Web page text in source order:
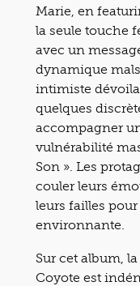
Marie, en
la seule touche
avec un
dynamique
intimiste
quelques
accompagner
vulnérabilité
Son ». Les
couler leurs
leurs failles
environnante.
Sur cet album,
Coyote est